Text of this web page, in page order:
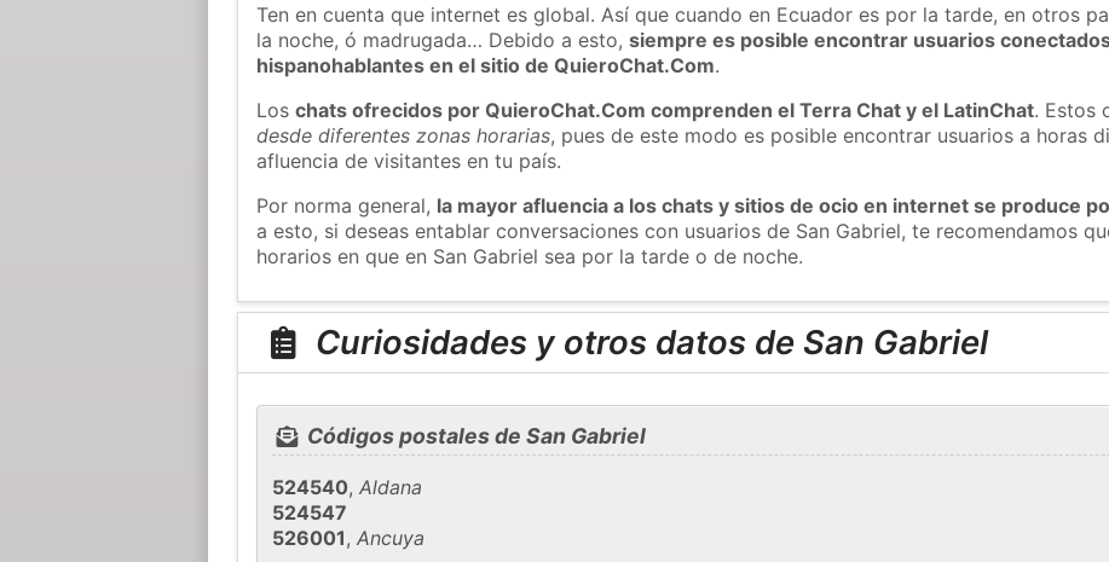
Ten en cuenta que internet es global. Así que cuando en Ecuador es por la tarde, en otros
la noche, ó madrugada… Debido a esto,siempre es posible encontrar usuarios
hispanohablantes en el sitio de QuieroChat.Com.
Loschats ofrecidos por QuieroChat.Com comprenden el Terra Chat y el LatinChat. Estos
desde diferentes zonas horarias, pues de este modo es posible encontrar usuarios a horas
afluencia de visitantes en tu país.
Por norma general, la mayor afluencia a los chats y sitios de ocio en internet se produce
a esto, si deseas entablar conversaciones con usuarios de San Gabriel, te recomendamos
horarios en que en San Gabriel sea por la tarde o de noche.
Curiosidades y otros datos de San Gabriel
Códigos postales de San Gabriel
524540,Aldana
524547
526001,Ancuya